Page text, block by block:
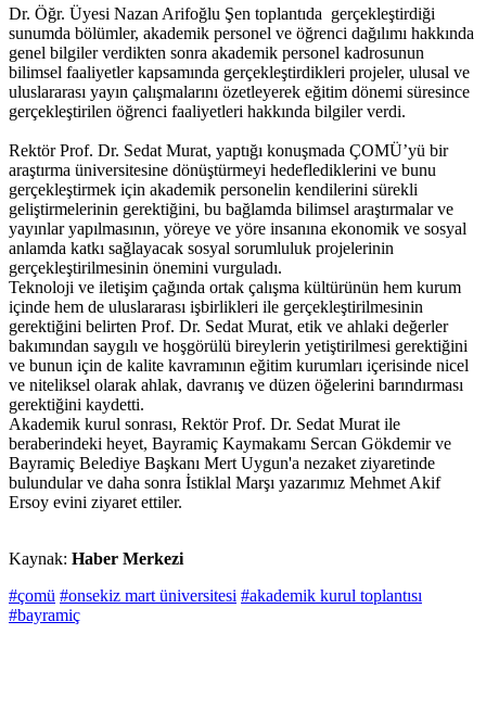
Dr. Öğr. Üyesi Nazan Arifoğlu Şen toplantıda gerçekleştirdiği
sunumda bölümler, akademik personel ve öğrenci dağılımı hakkında
genel bilgiler verdikten sonra akademik personel kadrosunun
bilimsel faaliyetler kapsamında gerçekleştirdikleri projeler, ulusal ve
uluslararası yayın çalışmalarını özetleyerek eğitim dönemi süresince
gerçekleştirilen öğrenci faaliyetleri hakkında bilgiler verdi.
Rektör Prof. Dr. Sedat Murat, yaptığı konuşmada ÇOMÜ’yü bir
araştırma üniversitesine dönüştürmeyi hedeflediklerini ve bunu
gerçekleştirmek için akademik personelin kendilerini sürekli
geliştirmelerinin gerektiğini, bu bağlamda bilimsel araştırmalar ve
yayınlar yapılmasının, yöreye ve yöre insanına ekonomik ve sosyal
anlamda katkı sağlayacak sosyal sorumluluk projelerinin
gerçekleştirilmesinin önemini vurguladı.
Teknoloji ve iletişim çağında ortak çalışma kültürünün hem kurum
içinde hem de uluslararası işbirlikleri ile gerçekleştirilmesinin
gerektiğini belirten Prof. Dr. Sedat Murat, etik ve ahlaki değerler
bakımından saygılı ve hoşgörülü bireylerin yetiştirilmesi gerektiğini
ve bunun için de kalite kavramının eğitim kurumları içerisinde nicel
ve niteliksel olarak ahlak, davranış ve düzen öğelerini barındırması
gerektiğini kaydetti.
Akademik kurul sonrası, Rektör Prof. Dr. Sedat Murat ile
beraberindeki heyet, Bayramiç Kaymakamı Sercan Gökdemir ve
Bayramiç Belediye Başkanı Mert Uygun'a nezaket ziyaretinde
bulundular ve daha sonra İstiklal Marşı yazarımız Mehmet Akif
Ersoy evini ziyaret ettiler.
Kaynak: Haber Merkezi
#çomü #onsekiz mart üniversitesi #akademik kurul toplantısı
#bayramiç